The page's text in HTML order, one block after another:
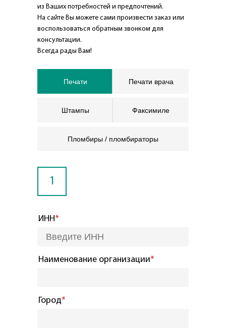
из Ваших потребностей и предпочтений.
На сайте Вы можете сами произвести заказ или
воспользоваться обратным звонком для
консультации.
Всегда рады Вам!
Печати Печати врача
Штампы Факсимиле
Пломбиры / пломбираторы
1
ИНН*
Наименование организации*
Город*